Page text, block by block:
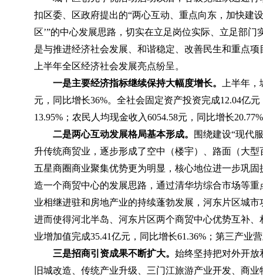
扣区委、区政府提出的“两心互动、重点向东，加快建设
区’”的中心发展思路，切实在立足岗位实际、立足部门
是与推进经济社会发展、和谐稳定、改善民生和重点
上半年全区经济社会发展亮点纷呈。
一是主要经济指标继续保持大幅度增长。
上半年
元，同比增长36%。全社会固定资产投资完成12.04亿元
13.95% ；农民人均现金收入6054.58元，同比增长20.77%
二是两心互动发展格局基本形成。
围绕建设“现代
升传统商贸业，逐步形成了空中（楼宇）、路面（大
五星商圈商业聚集优势更为明显，核心地位进一步巩固
造一个商贸中心的发展思路，通过清华坊综合市场等
业相继进驻和房地产业的持续蓬勃发展，河东片区城
进而使得河北半岛、河东片区两个商贸中心优势互补
业增加值完成35.41亿元，同比增长61.36% ；第三产业
三是招商引资成果不断扩大。始终坚持把对外开放
旧城改造、 传统产业升级、三门江旅游产业开发、商